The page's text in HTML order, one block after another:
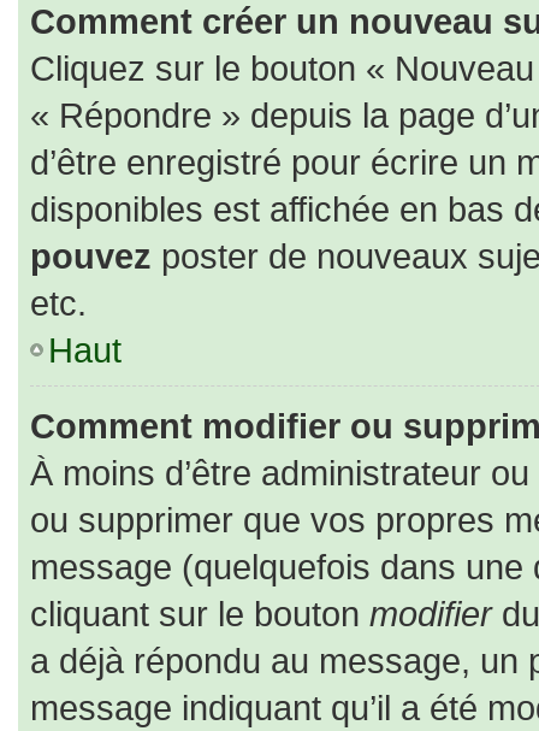
Comment créer un nouveau
Cliquez sur le bouton «
« Répondre » depuis la page
d’être enregistré pour écrire un
disponibles est affichée en bas
pouvez poster de nouveaux
etc.
Haut
Comment modifier ou
À moins d’être administrateur
ou supprimer que vos propres
message (quelquefois dans
cliquant sur le bouton modifierdu
a déjà répondu au message, un
message indiquant qu’il a été